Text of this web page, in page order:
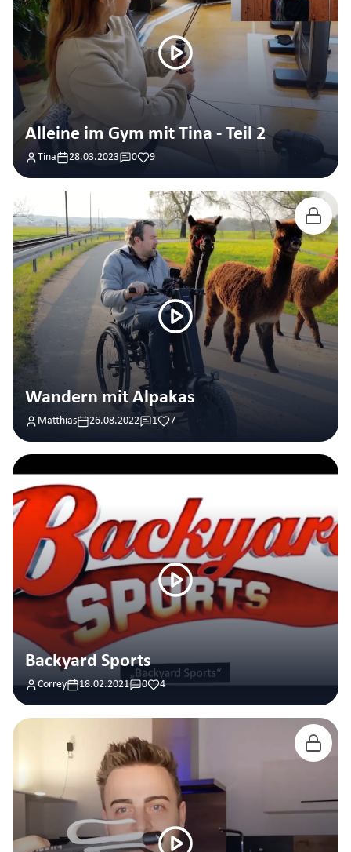
Alleine im Gym mit Tina - Teil 2
Tina 28.03.2023 0 9
Wandern mit Alpakas
Matthias 26.08.2022 1 7
Backyard Sports
Correy 18.02.2021 0 4